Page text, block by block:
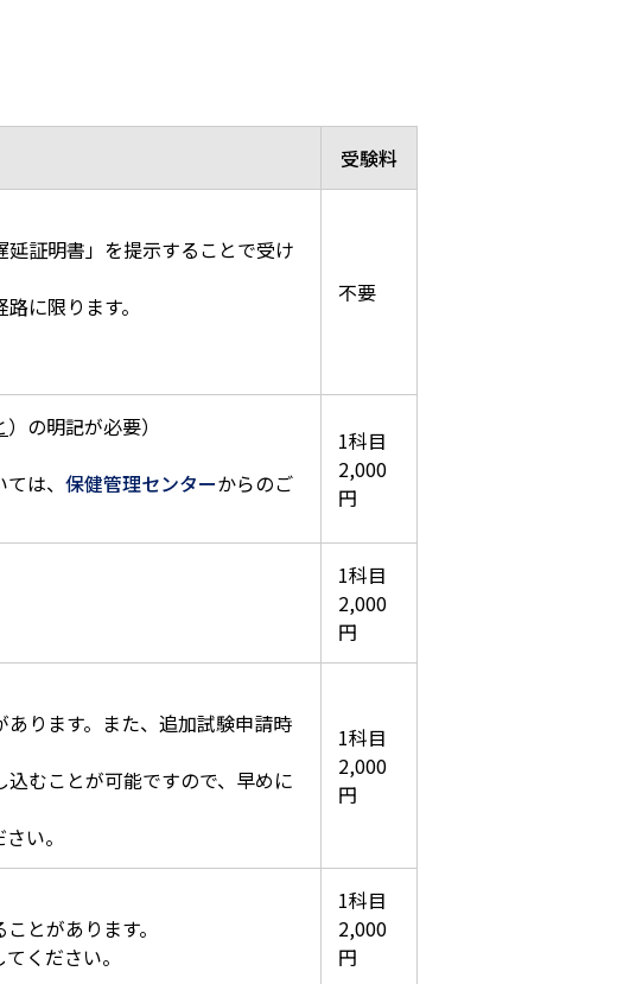
受験料
証明書」を提示することで受け
に限ります。
不要
）の明記が必要）
は、 保健管理センターからのご
1科目
2,000
円
1科目
2,000
円
ります。また、追加試験申請時
むことが可能ですので、早めに
い。
1科目
2,000
円
とがあります。
ください。
1科目
2,000
円